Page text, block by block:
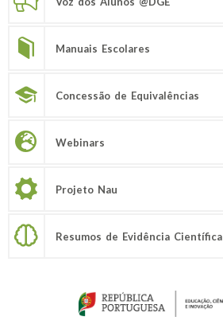
Manuais Escolares
Concessão de Equivalências
Webinars
Projeto Nau
Resumos de Evidência Científica